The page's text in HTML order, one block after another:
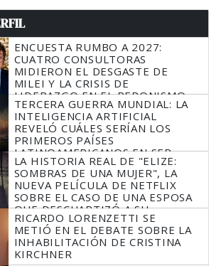
ENCUESTA RUMBO A 2027:
CUATRO CONSULTORAS
MIDIERON EL DESGASTE DE
MILEI Y LA CRISIS DE
LIDERAZGO EN EL PERONISMO
TERCERA GUERRA MUNDIAL: LA
INTELIGENCIA ARTIFICIAL
REVELÓ CUÁLES SERÍAN LOS
PRIMEROS PAÍSES
LATINOAMERICANOS EN SER
DERROTADOS
LA HISTORIA REAL DE "ELIZE:
SOMBRAS DE UNA MUJER", LA
NUEVA PELÍCULA DE NETFLIX
SOBRE EL CASO DE UNA ESPOSA
QUE DESCUARTIZÓ A SU
MARIDO
RICARDO LORENZETTI SE
METIÓ EN EL DEBATE SOBRE LA
INHABILITACIÓN DE CRISTINA
KIRCHNER